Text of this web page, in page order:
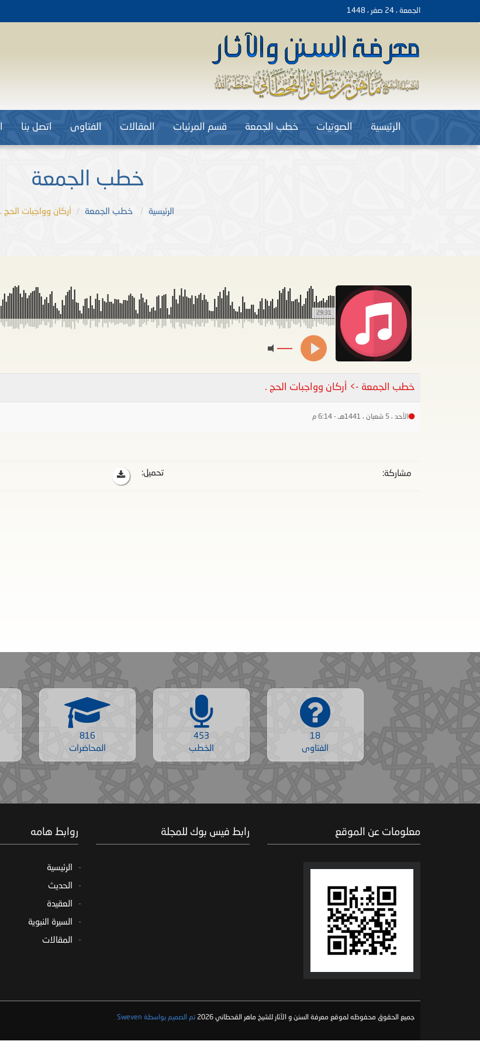
الجمعة ، 24 صفر ، 1448
الرئيسية الصوتيات خطب الجمعة قسم المرئيات المقالات الفتاوى اتصل بنا
خطب الجمعة
الرئيسية خطب الجمعة أركان وواجبات الحج .
29:31
خطب الجمعة -> أركان وواجبات الحج .
الأحد ، 5 شعبان ، 1441هـ - 6:14 م
مشاركة: تحميل:
18
الفتاوى
453
الخطب
816
المحاضرات
معلومات عن الموقع رابط فيس بوك للمجلة روابط هامه
الرئيسية
الحديث
العقيدة
السيرة النبوية
المقالات
جميع الحقوق محفوظه لموقع معرفة السنن و الآثار للشيخ ماهر القحطاني 2026 تم الصميم بواسطة Sweven